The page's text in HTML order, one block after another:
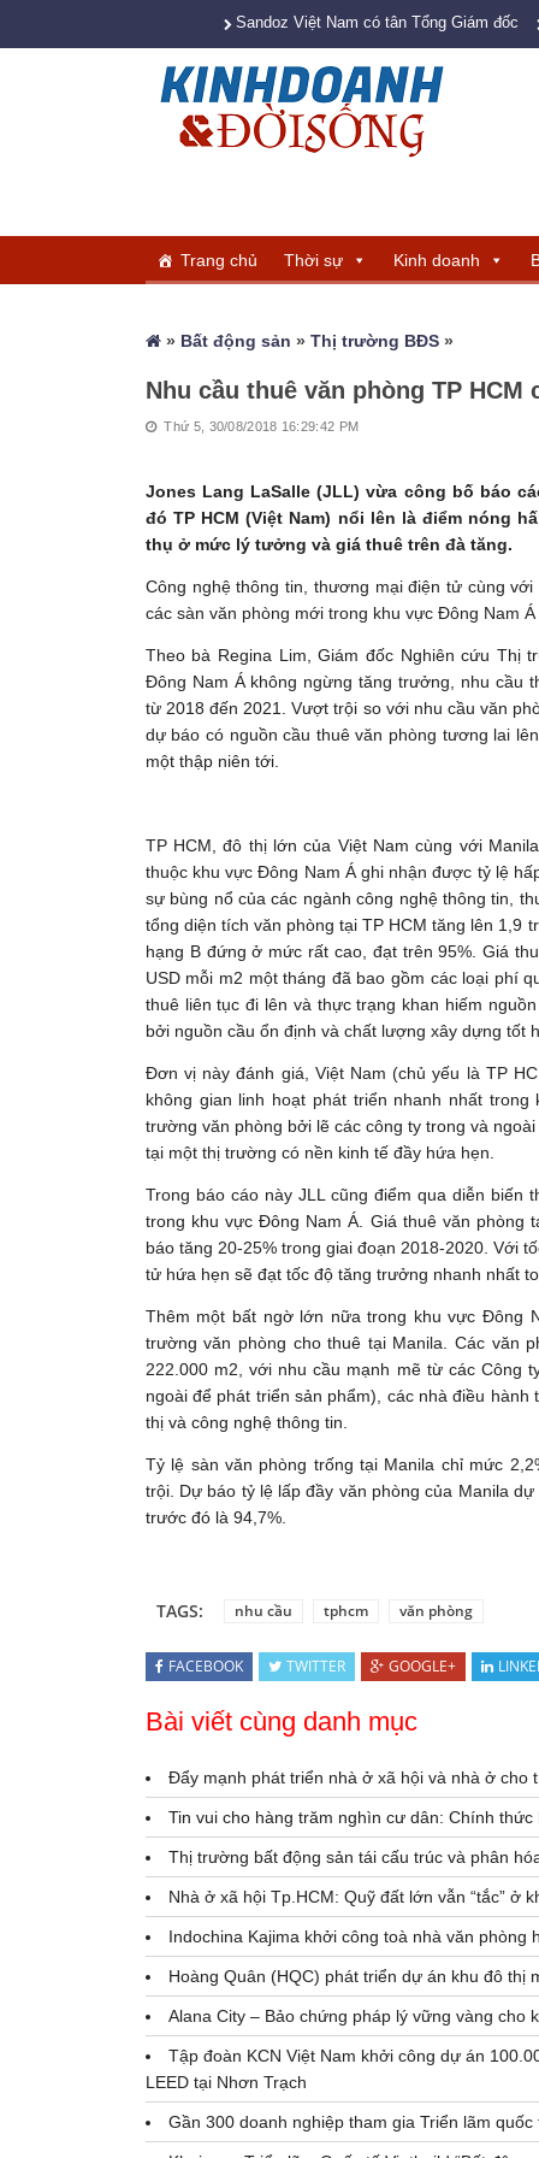
Sandoz Việt Nam có tân Tổng Giám đốc
Trang chủ Thời sự Kinh doanh
» Bất động sản » Thị trường BĐS»
Nhu cầu thuê văn phòng TP HCM
Thứ 5, 30/08/2018 16:29:42 PM
Jones Lang LaSalle (JLL) vừa công bố báo
đó TP HCM (Việt Nam) nổi lên là điểm nóng
thụ ở mức lý tưởng và giá thuê trên đà tăng.
Công nghệ thông tin, thương mại điện tử cùng
các sàn văn phòng mới trong khu vực Đông Nam
Theo bà Regina Lim, Giám đốc Nghiên cứu Thị
Đông Nam Á không ngừng tăng trưởng, nhu cầu
từ 2018 đến 2021. Vượt trội so với nhu cầu văn
dự báo có nguồn cầu thuê văn phòng tương lai
một thập niên tới.
TP HCM, đô thị lớn của Việt Nam cùng với
thuộc khu vực Đông Nam Á ghi nhận được tỷ lệ
sự bùng nổ của các ngành công nghệ thông tin,
tổng diện tích văn phòng tại TP HCM tăng lên 1,9
hạng B đứng ở mức rất cao, đạt trên 95%. Giá
USD mỗi m2 một tháng đã bao gồm các loại phí
thuê liên tục đi lên và thực trạng khan hiếm
bởi nguồn cầu ổn định và chất lượng xây dựng tốt
Đơn vị này đánh giá, Việt Nam (chủ yếu là TP
không gian linh hoạt phát triển nhanh nhất
trường văn phòng bởi lẽ các công ty trong và
tại một thị trường có nền kinh tế đầy hứa hẹn.
Trong báo cáo này JLL cũng điểm qua diễn
trong khu vực Đông Nam Á. Giá thuê văn phòng
báo tăng 20-25% trong giai đoạn 2018-2020. Với
tử hứa hẹn sẽ đạt tốc độ tăng trưởng nhanh nhất
Thêm một bất ngờ lớn nữa trong khu vực Đông
trường văn phòng cho thuê tại Manila. Các văn
222.000 m2, với nhu cầu mạnh mẽ từ các Công
ngoài để phát triển sản phẩm), các nhà điều
thị và công nghệ thông tin.
Tỷ lệ sàn văn phòng trống tại Manila chỉ mức
trội. Dự báo tỷ lệ lấp đầy văn phòng của Manila
trước đó là 94,7%.
TAGS: nhu cầu tphcm văn phòng
FACEBOOK TWITTER GOOGLE+
Bài viết cùng danh mục
Đẩy mạnh phát triển nhà ở xã hội và nhà ở cho
Tin vui cho hàng trăm nghìn cư dân: Chính
Thị trường bất động sản tái cấu trúc và phân
Nhà ở xã hội Tp.HCM: Quỹ đất lớn vẫn “tắc” ở
Indochina Kajima khởi công toà nhà văn phòng
Hoàng Quân (HQC) phát triển dự án khu đô thị
Alana City – Bảo chứng pháp lý vững vàng cho
Tập đoàn KCN Việt Nam khởi công dự án
LEED tại Nhơn Trạch
Gần 300 doanh nghiệp tham gia Triển lãm quốc